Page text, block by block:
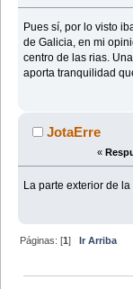
Pues sí, por lo visto
de Galicia, en mi
centro de las rias.
aporta tranquilidad
JotaErre
«
La parte exterior de
Páginas: [1]Ir Arriba